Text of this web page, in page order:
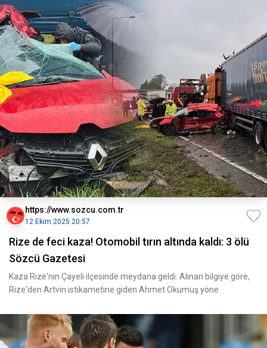
https://www.sozcu.com.tr
12 Ekim 2025 20:57
Rize de feci kaza! Otomobil tırın altında kaldı: 3 ölü
Sözcü Gazetesi
Kaza Rize'nin Çayeli ilçesinde meydana geldi. Alınan bilgiye göre,
Rize'den Artvin istikametine giden Ahmet Okumuş yöne